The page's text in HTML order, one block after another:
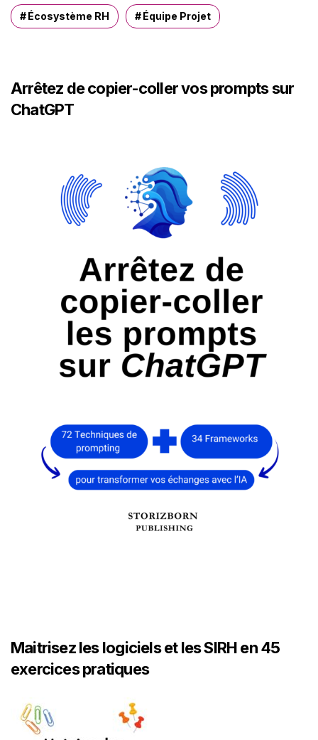
Écosystème RH Équipe Projet
Arrêtez de copier-coller vos prompts sur
ChatGPT
Maitrisez les logiciels et les SIRH en 45
exercices pratiques